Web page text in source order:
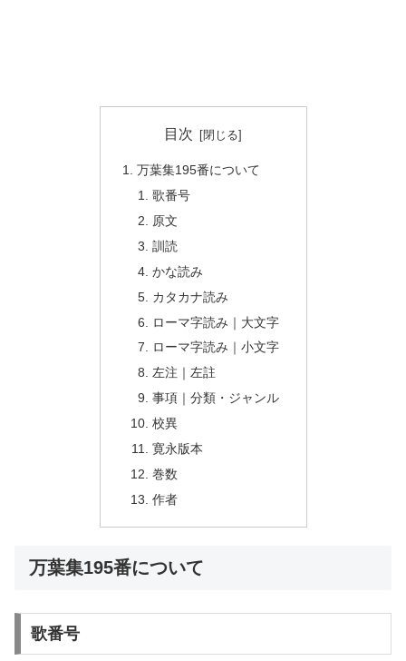
目次
万葉集195番について
歌番号
原文
訓読
かな読み
カタカナ読み
ローマ字読み｜大文字
ローマ字読み｜小文字
左注｜左註
事項｜分類・ジャンル
校異
寛永版本
巻数
作者
万葉集195番について
歌番号